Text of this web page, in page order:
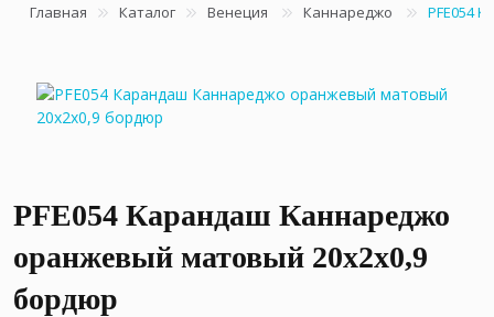
Главная Каталог Венеция Каннареджо PFE054
PFE054 Карандаш Каннареджо
оранжевый матовый 20x2x0,9
бордюр